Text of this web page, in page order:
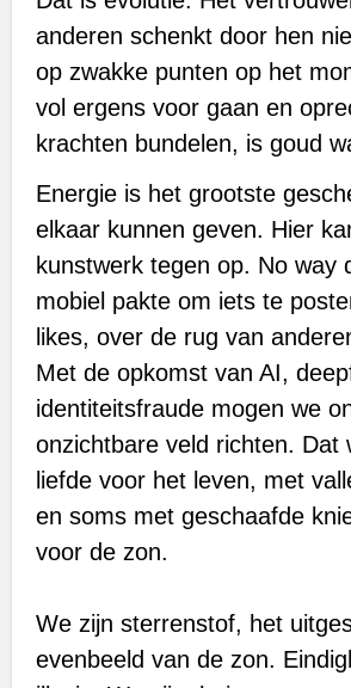
anderen schenkt door hen
op zwakke punten op het
vol ergens voor gaan en
krachten bundelen, is goud
Energie is het grootste
elkaar kunnen geven. Hier
kunstwerk tegen op. No way
mobiel pakte om iets te
likes, over de rug van
Met de opkomst van AI,
identiteitsfraude mogen we
onzichtbare veld richten. Dat
liefde voor het leven, met
en soms met geschaafde
voor de zon.
We zijn sterrenstof, het
evenbeeld van de zon.